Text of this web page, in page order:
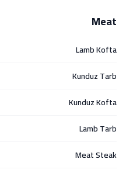
Meat
Lamb Kofta
Kunduz Tarb
Kunduz Kofta
Lamb Tarb
Meat Steak